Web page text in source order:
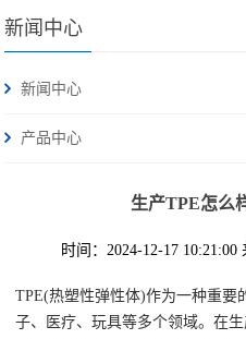
新闻中心
新闻中心
产品中心
生产TPE怎么
时间：2024-12-17 10:21:00
TPE(热塑性弹性体)作为一种重要
子、医疗、玩具等多个领域。在